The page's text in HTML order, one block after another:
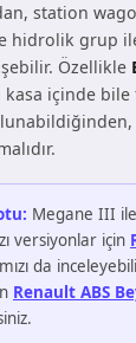
station
hidrolik grup
Özellikle
kasa içinde
Megane III ile
versiyonlar için
da
Renault ABS